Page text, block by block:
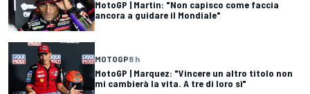
MotoGP | Martin: "Non capisco come faccia
ancora a guidare il Mondiale"
MOTOGP8 h
MotoGP | Marquez: "Vincere un altro titolo non
mi cambierà la vita. A tre di loro sì"